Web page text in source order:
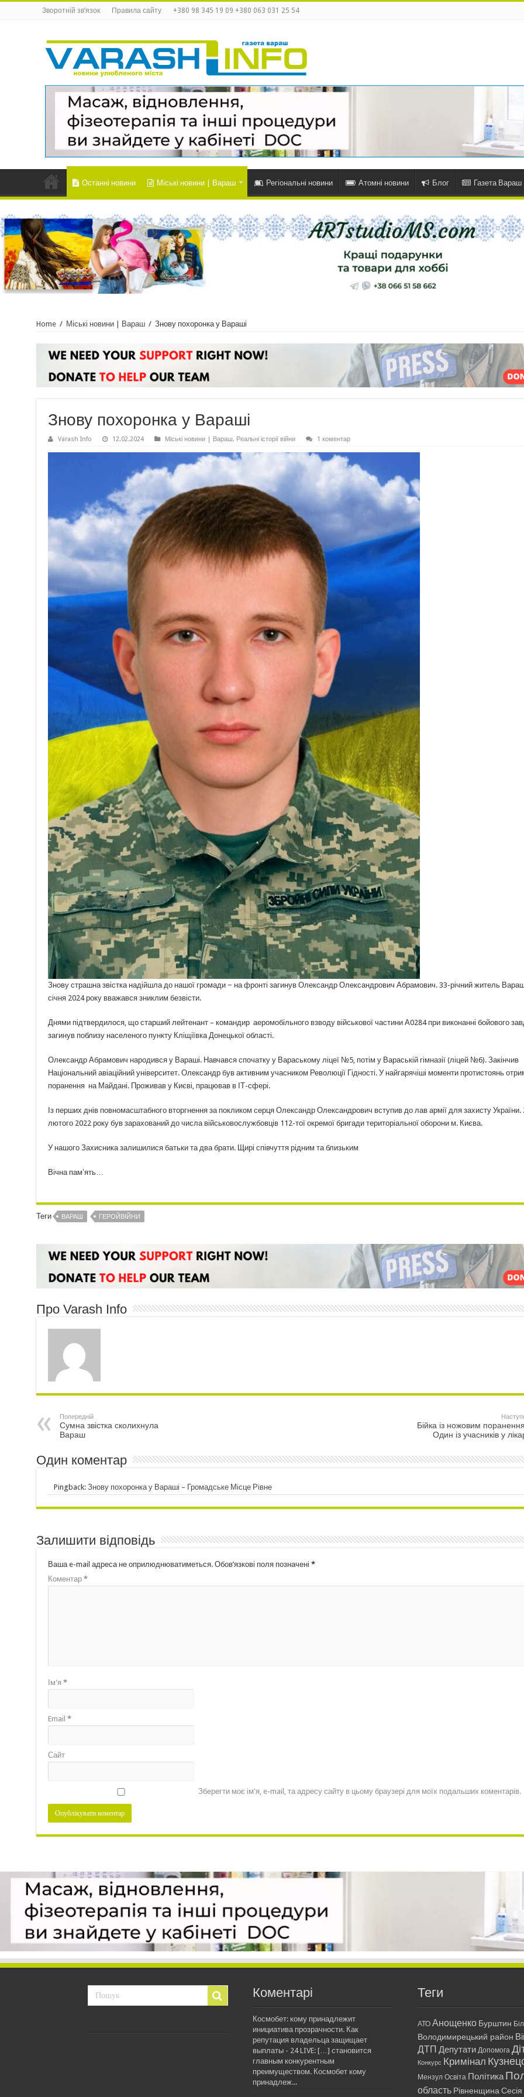
Зворотній зв’язок Правила сайту +380 98 345 19 09 +380 063 031 25 54
Останні новини Міські новини | Вараш Регіональні новини Атомні новини Блог Газета Вараш
Home / Міські новини | Вараш / Знову похоронка у Вараші
Знову похоронка у Вараші
Varash Info 12.02.2024 Міські новини | Вараш, Реальні історії війни 1 коментар
Знову страшна звістка надійшла до нашої громади − на фронті загинув Олександр Олександрович Абрамович. 33-річний житель
січня 2024 року вважався зниклим безвісти.
Днями підтвердилося, що старший лейтенант – командир аеромобільного взводу військової частини А0284 при виконанні бойового
загинув поблизу населеного пункту Кліщіївка Донецької області.
Олександр Абрамович народився у Вараші. Навчався спочатку у Вараському ліцеї №5, потім у Вараській гімназії (ліцей №6). Закінчив
Національний авіаційний університет. Олександр був активним учасником Революції Гідності. У найгарячіші моменти протистоянь
поранення на Майдані. Проживав у Києві, працював в ІТ-сфері.
Із перших днів повномасштабного вторгнення за покликом серця Олександр Олександрович вступив до лав армії для захисту України.
лютого 2022 року був зарахований до числа військовослужбовців 112-тої окремої бригади територіальної оборони м. Києва.
У нашого Захисника залишилися батьки та два брати. Щирі співчуття рідним та близьким
Вічна памʼять…
Теги ВАРАШ ГЕРОЙВІЙНИ
Про Varash Info
Попередній
Сумна звістка сколихнула
Вараш
Бійка із ножовим
Один із учасників у
Один коментар
Pingback: Знову похоронка у Вараші – Громадське Місце Рівне
Залишити відповідь
Ваша e-mail адреса не оприлюднюватиметься. Обов’язкові поля позначені *
Коментар *
Ім'я *
Email *
Сайт
Зберегти моє ім'я, e-mail, та адресу сайту в цьому браузері для моїх подальших коментарів.
Коментарі
Космобет: кому принадлежит
инициатива прозрачности. Как
репутация владельца защищает
выплаты - 24 LIVE: […] становится
главным конкурентным
преимуществом. Космобет кому
принадлеж...
Теги
АТО Анощенко Бурштин
Володимирецький район
ДТП Депутати Допомога
Конкурс Кримінал
Мензул Освіта Політика
область Рівненщина Сесія